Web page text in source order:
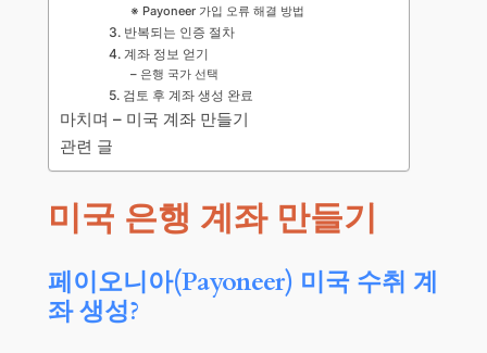
※ Payoneer 가입 오류 해결 방법
3. 반복되는 인증 절차
4. 계좌 정보 얻기
– 은행 국가 선택
5. 검토 후 계좌 생성 완료
마치며 – 미국 계좌 만들기
관련 글
미국 은행 계좌 만들기
페이오니아(Payoneer) 미국 수취 계
좌 생성?